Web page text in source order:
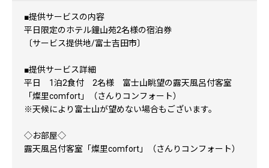
■提供サービスの内容
平日限定のホテル鐘山苑2名様の宿泊券
〔サービス提供地/富士吉田市〕
■提供サービス詳細
平日 1泊2食付 2名様 富士山眺望の露天風呂付客室
「燦里comfort」（さんりコンフォート）
※天候により富士山が望めない場合もございます。
◇お部屋◇
露天風呂付客室「燦里comfort」（さんりコンフォート）